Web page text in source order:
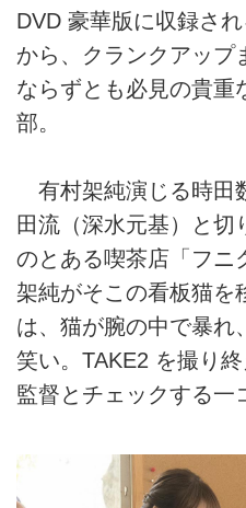
DVD 豪華版に収録さ
から、クランクアップ
ならずとも必見の貴重
部。
有村架純演じる時田
田流（深水元基）と切
のとある喫茶店「フニ
架純がそこの看板猫を
は、猫が腕の中で暴れ
笑い。TAKE2 を撮り
監督とチェックする一